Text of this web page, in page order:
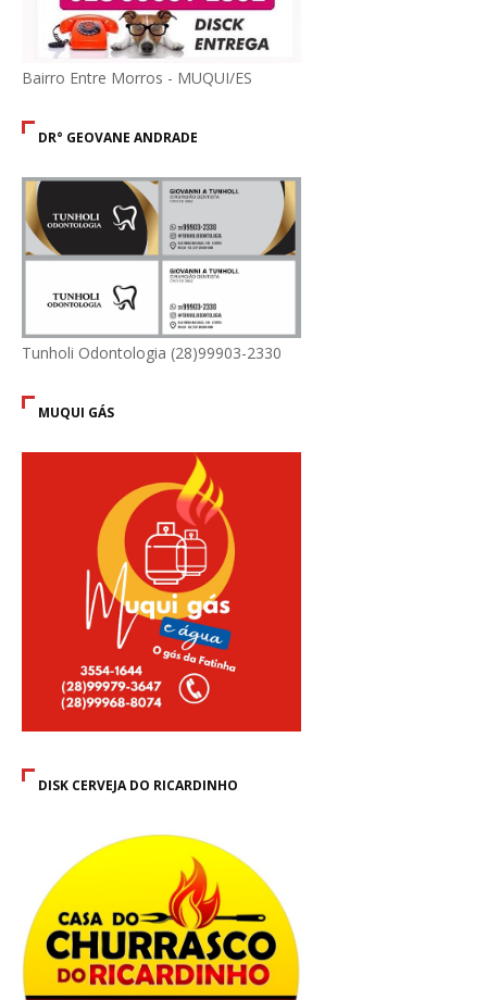
Bairro Entre Morros - MUQUI/ES
DR° GEOVANE ANDRADE
Tunholi Odontologia (28)99903-2330
MUQUI GÁS
DISK CERVEJA DO RICARDINHO